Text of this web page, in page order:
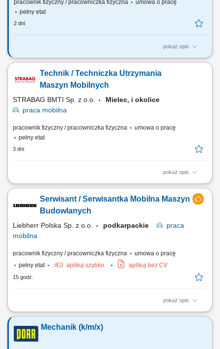
pracownik fizyczny / pracowniczka fizyczna
umowa o pracę
pełny etat
2 dni
pokaż opis
Twój zakres obowiązków: wykonywanie bieżących napraw i
usuwanie awarii mechanicznych, realizacja prac konserwacyjnych i
remontowych, wymiana elementów maszyn, współpraca z zespołem
Technik / Techniczka Utrzymania
Maszyn Mobilnych
STRABAG BMTI Sp. z o.o.
Mielec, i okolice
praca mobilna
pracownik fizyczny / pracowniczka fizyczna
umowa o pracę
pełny etat
3 dni
pokaż opis
Opis stanowiska przeprowadzanie napraw oraz serwisów koparek,
konserwacja urządzeń pomocniczych takich jak zagęszczarki i piły,
wykonywanie przeglądów technicznych oraz działań modernizacyjnych,
Serwisant / Serwisantka Mobilna Maszyn
Budowlanych
Liebherr Polska Sp. z o.o. podkarpackie
praca
mobilna
pracownik fizyczny / pracowniczka fizyczna
umowa o pracę
pełny etat
aplikuj szybko aplikuj bez CV
15 godz.
pokaż opis
Serwisant / Serwisantka Mobilna Maszyn Budowlanych Miejsce pracy:
rekrutacja@liebherr.com lub Liebherr-Polska Sp. z o.o. ul.Hansa
Liebherra 8, 41-710 Ruda Śląska tel. 32 342 69 72 Dziękujemy za
Mechanik (k/m/x)